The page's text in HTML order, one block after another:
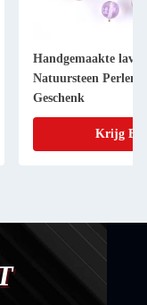
Handgemaakte
Natuursteen Perlen
Geschenk
Krijg